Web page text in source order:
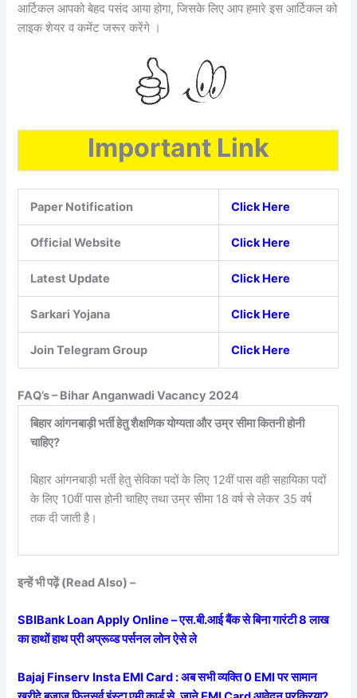
आर्टिकल आपको बेहद पसंद आया होगा, जिसके लिए आप हमारे इस आर्टिकल को
लाइक शेयर व कमेंट जरूर करेंगे ।
Important Link
Paper Notification Click Here
Official Website Click Here
Latest Update Click Here
Sarkari Yojana Click Here
Join Telegram Group Click Here
FAQ’s – Bihar Anganwadi Vacancy 2024
बिहार आंगनबाड़ी भर्ती हेतु शैक्षणिक योग्यता और उम्र सीमा कितनी होनी
चाहिए?
बिहार आंगनबाड़ी भर्ती हेतु सेविका पदों के लिए 12वीं पास वही सहायिका पदों
के लिए 10वीं पास होनी चाहिए तथा उम्र सीमा 18 वर्ष से लेकर 35 वर्ष
तक दी जाती है।
इन्हें भी पढ़ें (Read Also) –
SBIBank Loan Apply Online – एस.बी.आई बैंक से बिना गारंटी 8 लाख
का हाथों हाथ प्री अप्रूव्ड पर्सनल लोन ऐसे ले
Bajaj Finserv Insta EMI Card : अब सभी व्यक्ति 0 EMI पर सामान